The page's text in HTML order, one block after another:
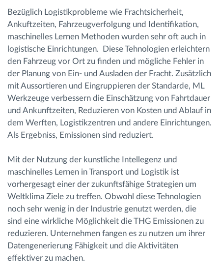
Bezüglich Logistikprobleme wie Frachtsicherheit,
Ankuftzeiten, Fahrzeugverfolgung und Identifikation,
maschinelles Lernen Methoden wurden sehr oft auch in
logistische Einrichtungen. Diese Tehnologien erleichtern
den Fahrzeug vor Ort zu finden und mögliche Fehler in
der Planung von Ein- und Ausladen der Fracht. Zusätzlich
mit Aussortieren und Eingruppieren der Standarde, ML
Werkzeuge verbessern die Einschätzung von Fahrtdauer
und Ankunftzeiten, Reduzieren von Kosten und Ablauf in
dem Werften, Logistikzentren und andere Einrichtungen.
Als Ergebniss, Emissionen sind reduziert.
Mit der Nutzung der kunstliche Intellegenz und
maschinelles Lernen in Transport und Logistik ist
vorhergesagt einer der zukunftsfähige Strategien um
Weltklima Ziele zu treffen. Obwohl diese Tehnologien
noch sehr wenig in der Industrie genutzt werden, die
sind eine wirkliche Möglichkeit die THG Emissionen zu
reduzieren. Unternehmen fangen es zu nutzen um ihrer
Datengenerierung Fähigkeit und die Aktivitäten
effektiver zu machen.